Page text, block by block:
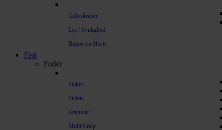
Gulvskraber
Lys / Synlighed
Bøger om Heste
Fisk
Foder
Flakes
Pellets
Granulat
Multi Crisp